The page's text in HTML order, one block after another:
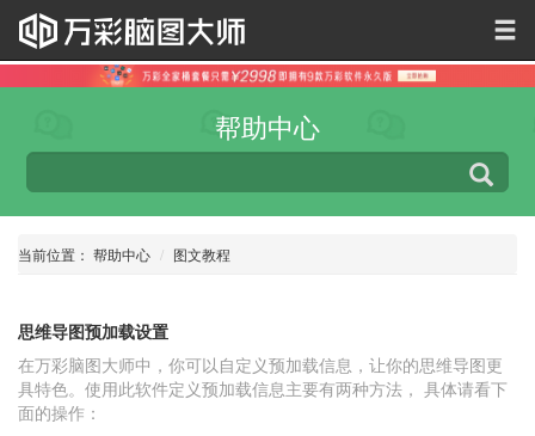
帮助中心
当前位置： 帮助中心 图文教程
思维导图预加载设置
在万彩脑图大师中，你可以自定义预加载信息，让你的思维导图更
具特色。使用此软件定义预加载信息主要有两种方法， 具体请看下
面的操作：